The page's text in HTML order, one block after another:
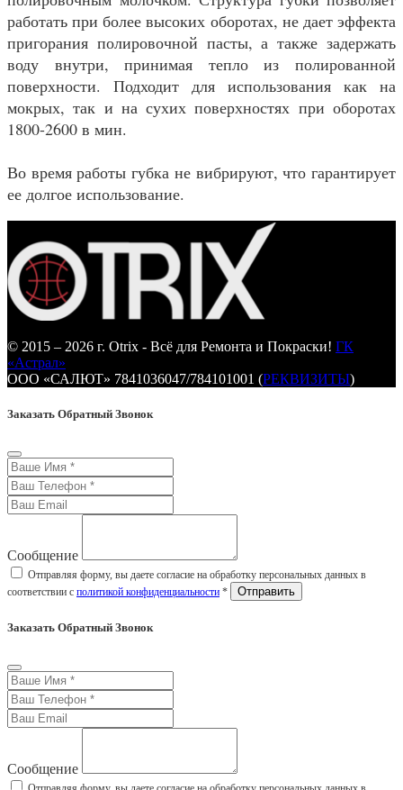
работать при более высоких оборотах, не дает эффекта
пригорания полировочной пасты, а также задержать
воду внутри, принимая тепло из полированной
поверхности. Подходит для использования как на
мокрых, так и на сухих поверхностях при оборотах
1800-2600 в мин.
Во время работы губка не вибрируют, что гарантирует
ее долгое использование.
© 2015 – 2026 г. Otrix - Всё для Ремонта и Покраски! ГК
«Астрал»
ООО «САЛЮТ» 7841036047/784101001 (РЕКВИЗИТЫ)
Заказать Обратный Звонок
Сообщение
Отправляя форму, вы даете согласие на обработку персональных данных в
соответствии с политикой конфиденциальности *
Заказать Обратный Звонок
Сообщение